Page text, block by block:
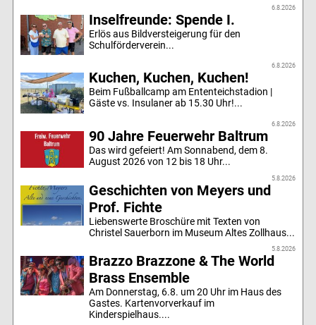
6.8.2026
Inselfreunde: Spende I.
Erlös aus Bildversteigerung für den
Schulförderverein...
6.8.2026
Kuchen, Kuchen, Kuchen!
Beim Fußballcamp am Ententeichstadion |
Gäste vs. Insulaner ab 15.30 Uhr!...
6.8.2026
90 Jahre Feuerwehr Baltrum
Das wird gefeiert! Am Sonnabend, dem 8.
August 2026 von 12 bis 18 Uhr...
5.8.2026
Geschichten von Meyers und
Prof. Fichte
Liebenswerte Broschüre mit Texten von
Christel Sauerborn im Museum Altes Zollhaus...
5.8.2026
Brazzo Brazzone & The World
Brass Ensemble
Am Donnerstag, 6.8. um 20 Uhr im Haus des
Gastes. Kartenvorverkauf im
Kinderspielhaus....